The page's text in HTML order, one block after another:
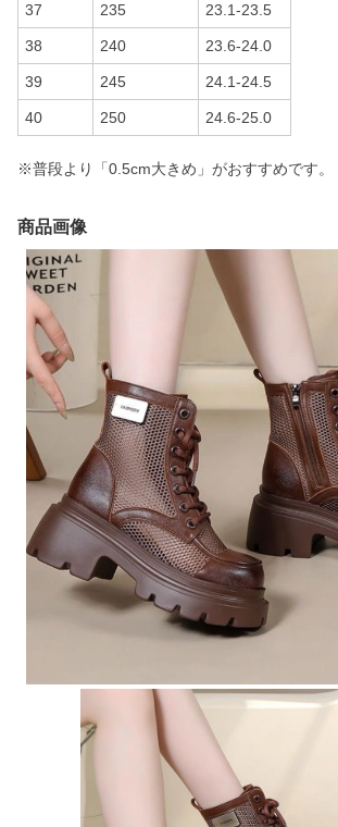
37 235 23.1-23.5
38 240 23.6-24.0
39 245 24.1-24.5
40 250 24.6-25.0
※普段より「0.5cm大きめ」がおすすめです。
商品画像